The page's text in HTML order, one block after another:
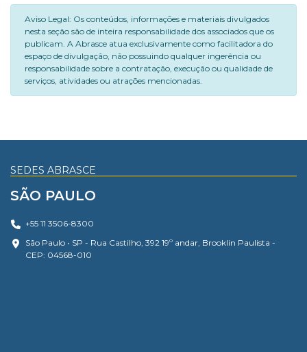
Aviso Legal: Os conteúdos, informações e materiais divulgados
nesta seção são de inteira responsabilidade dos associados que os
publicam. A Abrasce atua exclusivamente como facilitadora do
espaço de divulgação, não possuindo qualquer ingerência ou
responsabilidade sobre a contratação, execução ou qualidade de
serviços, atividades ou atrações mencionadas.
SEDES ABRASCE
SÃO PAULO
+55 11 3506-8300
São Paulo • SP - Rua Castilho, 392 19º andar, Brooklin Paulista -
CEP: 04568-010